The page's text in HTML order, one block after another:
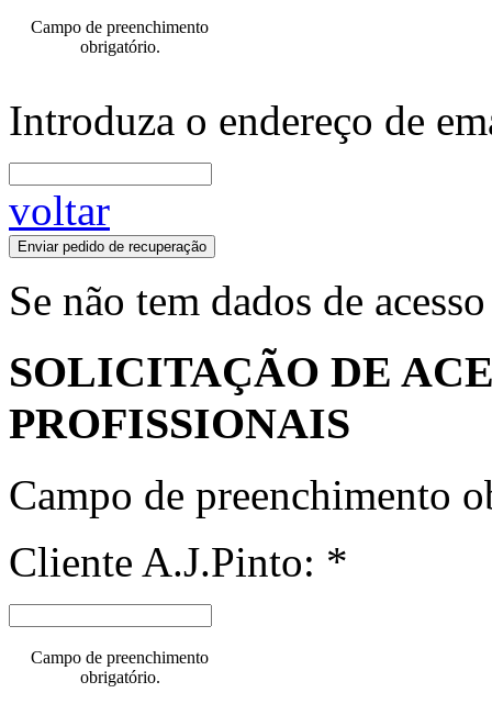
Campo de preenchimento
obrigatório.
Introduza o endereço de
voltar
Enviar pedido de recuperação
Se não tem dados de
SOLICITAÇÃO DE
PROFISSIONAIS
Campo de preenchimento
Cliente A.J.Pinto: *
Campo de preenchimento
obrigatório.